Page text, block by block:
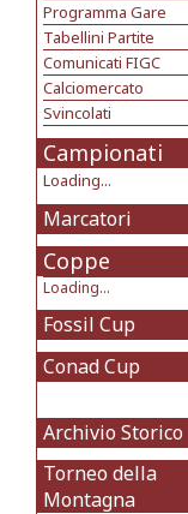
Programma Gare
Tabellini Partite
Comunicati FIGC
Calciomercato
Svincolati
Campionati
Loading...
Marcatori
Coppe
Loading...
Fossil Cup
Conad Cup
Archivio Storico
Torneo della
Montagna